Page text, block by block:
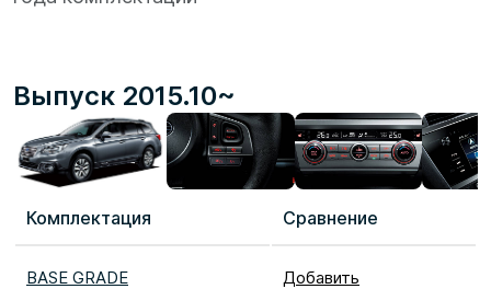
Выпуск 2015.10~
Комплектация Сравнение
BASE GRADE Добавить